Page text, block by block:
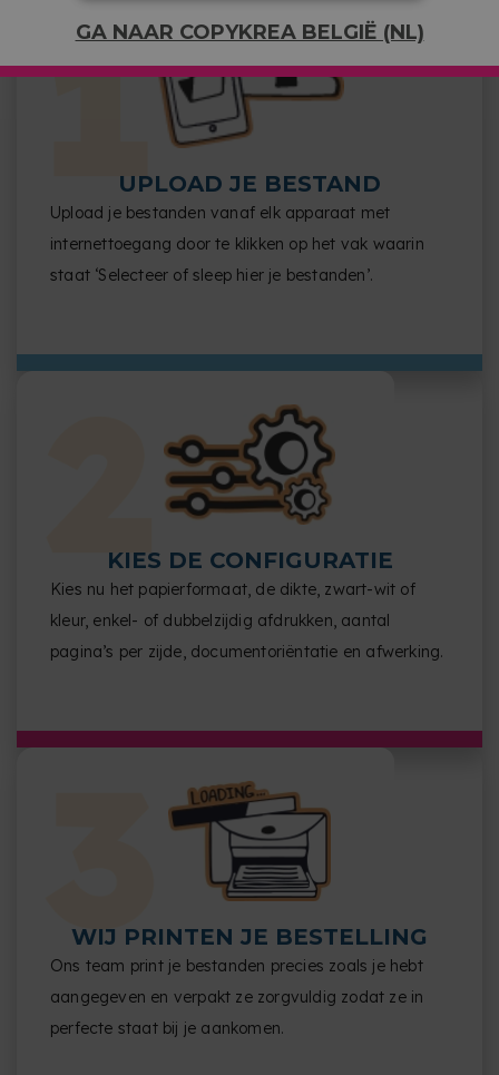
GA NAAR COPYKREA BELGIË (NL)
UPLOAD JE BESTAND
Upload je bestanden vanaf elk apparaat met
internettoegang door te klikken op het vak waarin
staat ‘Selecteer of sleep hier je bestanden’.
KIES DE CONFIGURATIE
Kies nu het papierformaat, de dikte, zwart-wit of
kleur, enkel- of dubbelzijdig afdrukken, aantal
pagina’s per zijde, documentoriëntatie en afwerking.
WIJ PRINTEN JE BESTELLING
Ons team print je bestanden precies zoals je hebt
aangegeven en verpakt ze zorgvuldig zodat ze in
perfecte staat bij je aankomen.